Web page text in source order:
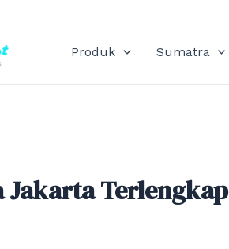
Produk Sumatra
Jakarta Terlengkap